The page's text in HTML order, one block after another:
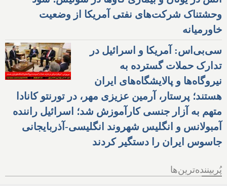
وحشتناک شرکت‌های نفتی آمریکا از وضعیت
خاورمیانه
سی‌بی‌اس: آمریکا و اسرائیل در
تدارک حملات گسترده به
نیروگاه‌ها و پالایشگاه‌های ایران
هستند؛ پرستار، آرمین عزیزی مهر، در تورنتو کانادا
متهم به آزار جنسی کارآموزش شد؛ اسرائیل راننده
آمبولانس و انگلیس شهروند انگلیسی-آذربایجانی
جاسوس ایران را دستگیر کردند
پُربیننده‌ترین‌ها